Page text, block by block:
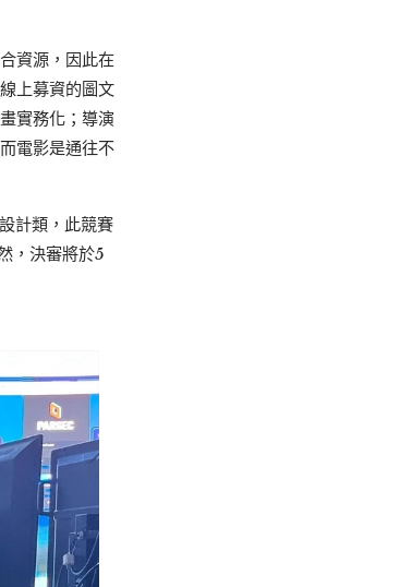
資源，因此在
上募資的圖文
實務化；導演
電影是通往不
計類，此競賽
，決審將於5